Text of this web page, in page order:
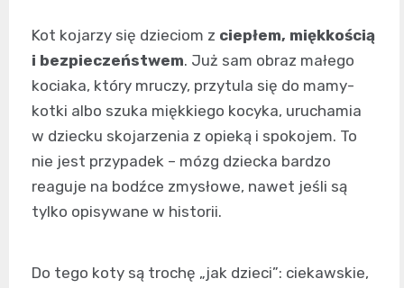
Kot kojarzy się dzieciom z ciepłem, miękkością
i bezpieczeństwem. Już sam obraz małego
kociaka, który mruczy, przytula się do mamy-
kotki albo szuka miękkiego kocyka, uruchamia
w dziecku skojarzenia z opieką i spokojem. To
nie jest przypadek – mózg dziecka bardzo
reaguje na bodźce zmysłowe, nawet jeśli są
tylko opisywane w historii.
Do tego koty są trochę „jak dzieci”: ciekawskie,